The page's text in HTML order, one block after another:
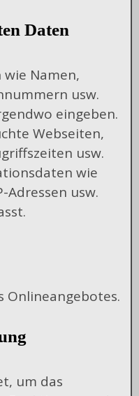
Daten
Namen,
usw.
eingeben.
Webseiten,
usw.
wie
usw.
Onlineangebotes.
um das